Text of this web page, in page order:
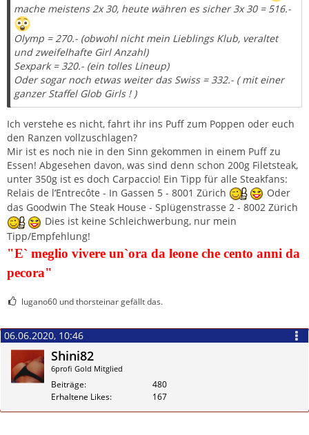
mache meistens 2x 30, heute währen es sicher 3x 30 = 516.-
Olymp = 270.- (obwohl nicht mein Lieblings Klub, veraltet
und zweifelhafte Girl Anzahl)
Sexpark = 320.- (ein tolles Lineup)
Oder sogar noch etwas weiter das Swiss = 332.- ( mit einer
ganzer Staffel Glob Girls ! )
Ich verstehe es nicht, fahrt ihr ins Puff zum Poppen oder euch
den Ranzen vollzuschlagen?
Mir ist es noch nie in den Sinn gekommen in einem Puff zu
Essen! Abgesehen davon, was sind denn schon 200g Filetsteak,
unter 350g ist es doch Carpaccio! Ein Tipp für alle Steakfans:
Relais de l’Entrecôte - In Gassen 5 - 8001 Zürich
Oder
das Goodwin The Steak House - Splügenstrasse 2 - 8002 Zürich
Dies ist keine Schleichwerbung, nur mein
Tipp/Empfehlung!
"E` meglio vivere un`ora da leone che cento anni da
pecora"
lugano60 und thorsteinar gefällt das.
06.06.2020, 10:46
Shini82
6profi Gold Mitglied
Beiträge
480
Erhaltene Likes
167